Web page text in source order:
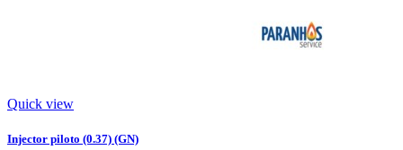
Quick view
Injector piloto (0.37) (GN)